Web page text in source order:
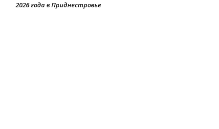
2026 года в Приднестровье